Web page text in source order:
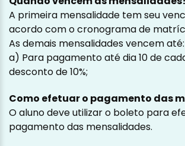
A primeira mensalidade tem seu
acordo com o cronograma de
As demais mensalidades vencem até:
a) Para pagamento até dia 10 de
desconto de 10%;
Como efetuar o pagamento das
O aluno deve utilizar o boleto para
pagamento das mensalidades.